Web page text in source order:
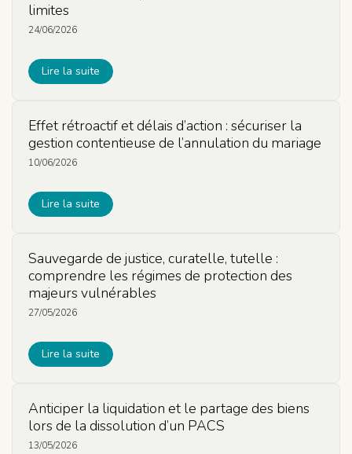
limites
24/06/2026
Lire la suite
Effet rétroactif et délais d’action : sécuriser la
gestion contentieuse de l’annulation du mariage
10/06/2026
Lire la suite
Sauvegarde de justice, curatelle, tutelle :
comprendre les régimes de protection des
majeurs vulnérables
27/05/2026
Lire la suite
Anticiper la liquidation et le partage des biens
lors de la dissolution d’un PACS
13/05/2026